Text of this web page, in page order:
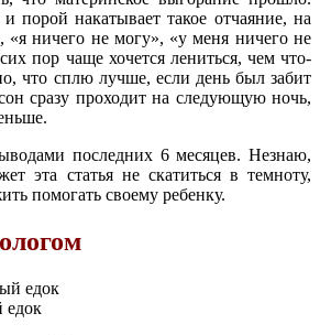
порой накатывает такое отчаяние, на
«я ничего не могу», «у меня ничего не
пор чаще хочется лениться, чем что-
что сплю лучше, если день был забит
сразу проходит на следующую ночь,
последних 6 месяцев. Незнаю,
эта статья не скатиться в темноту,
помогать своему ребенку.
едок